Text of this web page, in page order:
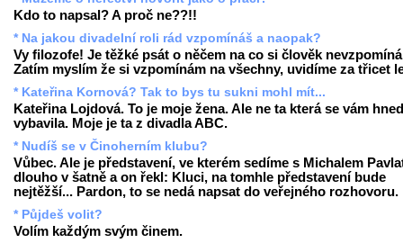
Kdo to napsal? A proč ne??!!
* Na jakou divadelní roli rád vzpomínáš a naopak?
Vy filozofe! Je těžké psát o něčem na co si člověk
Zatím myslím že si vzpomínám na všechny, uvidíme za třicet
* Kateřina Kornová? Tak to bys tu sukni mohl mít...
Kateřina Lojdová. To je moje žena. Ale ne ta která se vám hned
vybavila. Moje je ta z divadla ABC.
* Nudíš se v Činoherním klubu?
Vůbec. Ale je představení, ve kterém sedíme s Michalem
dlouho v šatně a on řekl: Kluci, na tomhle představení bude
nejtěžší... Pardon, to se nedá napsat do veřejného rozhovoru.
* Půjdeš volit?
Volím každým svým činem.